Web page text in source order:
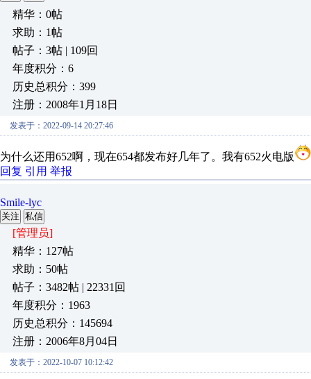
精华：0帖
求助：1帖
帖子：3帖 | 109回
年度积分：6
历史总积分：399
注册：2008年1月18日
发表于：2022-09-14 20:27:46
为什么还用652啊，现在654都发布好几年了。我有652火电版
回复 引用 举报
Smile-lyc
关注 私信
[管理员]
精华：127帖
求助：50帖
帖子：3482帖 | 22331回
年度积分：1963
历史总积分：145694
注册：2006年8月04日
发表于：2022-10-07 10:12:42